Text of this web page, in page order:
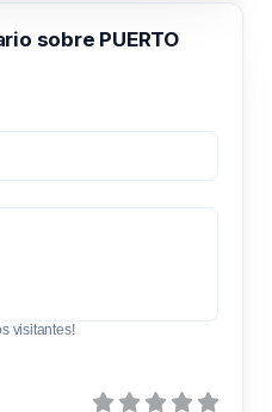
sobre PUERTO
visitantes!